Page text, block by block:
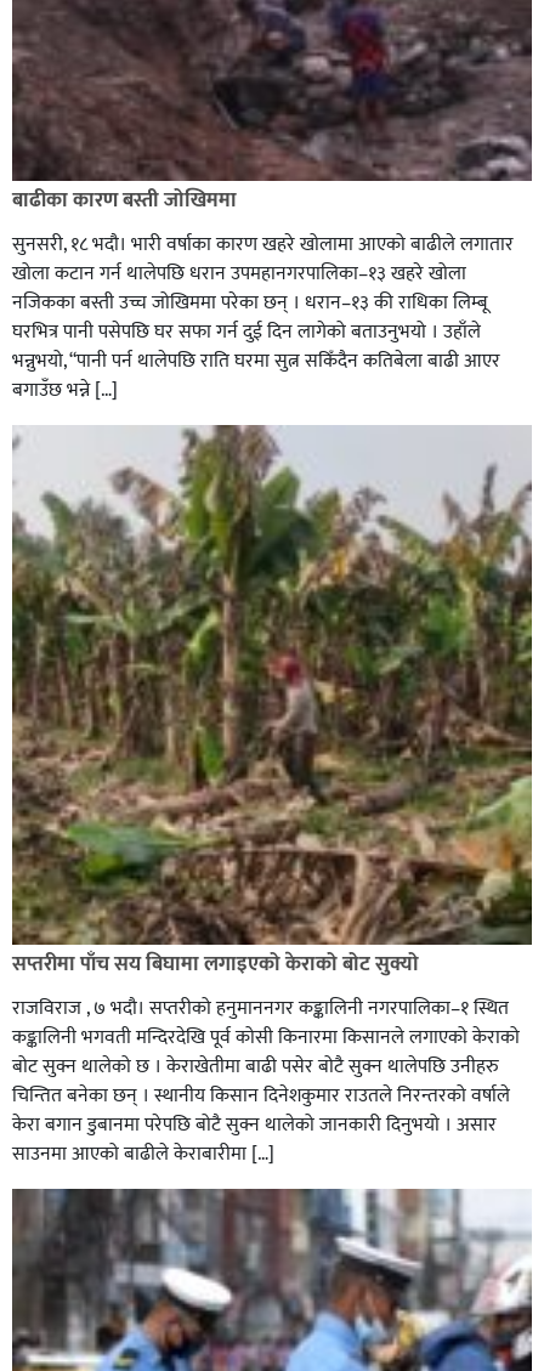
रक्तदान सेवामा जिल्लामै दोस्रो स्थान ल्याएकोमा जनमत नेताद्वय
रेडक्रस सिराहा द्वारा सम्मानित
सिराहाको औरहीमा जेन-जी भेला सम्पन्न
बाढीका कारण बस्ती जोखिममा
सुनसरी, १८ भदौ। भारी वर्षाका कारण खहरे खोलामा आएको बाढीले लगातार
खोला कटान गर्न थालेपछि धरान उपमहानगरपालिका–१३ खहरे खोला
नजिकका बस्ती उच्च जोखिममा परेका छन् । धरान–१३ की राधिका लिम्बू
घरभित्र पानी पसेपछि घर सफा गर्न दुई दिन लागेको बताउनुभयो । उहाँले
भन्नुभयो, “पानी पर्न थालेपछि राति घरमा सुत्न सकिँदैन कतिबेला बाढी आएर
बगाउँछ भन्ने […]
सप्तरीमा पाँच सय बिघामा लगाइएको केराको बोट सुक्यो
राजविराज , ७ भदौ। सप्तरीको हनुमाननगर कङ्कालिनी नगरपालिका–१ स्थित
कङ्कालिनी भगवती मन्दिरदेखि पूर्व कोसी किनारमा किसानले लगाएको केराको
बोट सुक्न थालेको छ । केराखेतीमा बाढी पसेर बोटै सुक्न थालेपछि उनीहरु
चिन्तित बनेका छन् । स्थानीय किसान दिनेशकुमार राउतले निरन्तरको वर्षाले
केरा बगान डुबानमा परेपछि बोटै सुक्न थालेको जानकारी दिनुभयो । असार
साउनमा आएको बाढीले केराबारीमा […]